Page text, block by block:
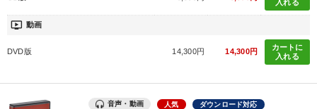
入れる
ondemand_video 動画
DVD版 14,300円 14,300円
カートに
入れる
音声・動画 人気 ダウンロード対応